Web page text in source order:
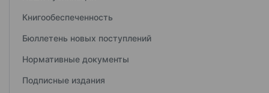
Книгообеспеченность
Бюллетень новых поступлений
Нормативные документы
Подписные издания